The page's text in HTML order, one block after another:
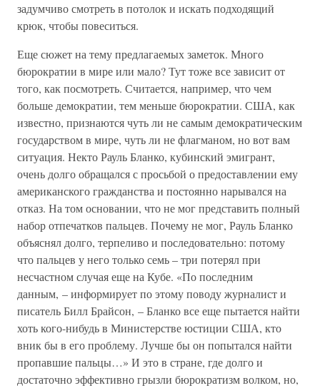
задумчиво смотреть в потолок и искать подходящий
крюк, чтобы повеситься.
Еще сюжет на тему предлагаемых заметок. Много
бюрократии в мире или мало? Тут тоже все зависит от
того, как посмотреть. Считается, например, что чем
больше демократии, тем меньше бюрократии. США, как
известно, признаются чуть ли не самым демократическим
государством в мире, чуть ли не флагманом, но вот вам
ситуация. Некто Рауль Бланко, кубинский эмигрант,
очень долго обращался с просьбой о предоставлении ему
американского гражданства и постоянно нарывался на
отказ. На том основании, что не мог представить полный
набор отпечатков пальцев. Почему не мог, Рауль Бланко
объяснял долго, терпеливо и последовательно: потому
что пальцев у него только семь – три потерял при
несчастном случая еще на Кубе. «По последним
данным, – информирует по этому поводу журналист и
писатель Билл Брайсон, – Бланко все еще пытается найти
хоть кого-нибудь в Министерстве юстиции США, кто
вник бы в его проблему. Лучше бы он попытался найти
пропавшие пальцы…» И это в стране, где долго и
достаточно эффективно грызли бюрократизм волком, но,